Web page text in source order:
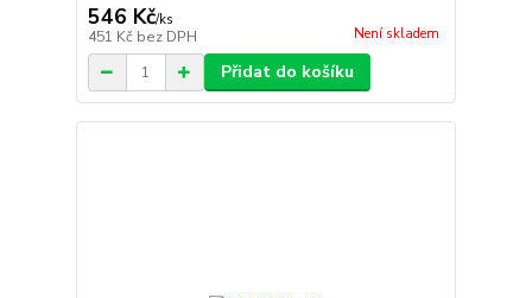
546 Kč/ks
451 Kč bez DPH Není skladem
Přidat do košíku